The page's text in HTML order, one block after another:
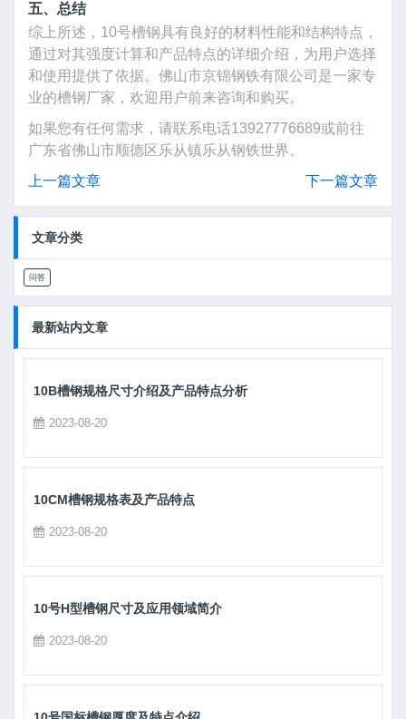
五、总结
综上所述，10号槽钢具有良好的材料性能和结构特点，
通过对其强度计算和产品特点的详细介绍，为用户选择
和使用提供了依据。佛山市京锦钢铁有限公司是一家专
业的槽钢厂家，欢迎用户前来咨询和购买。
如果您有任何需求，请联系电话13927776689或前往
广东省佛山市顺德区乐从镇乐从钢铁世界。
上一篇文章
下一篇文章
文章分类
问答
最新站内文章
10B槽钢规格尺寸介绍及产品特点分析
2023-08-20
10CM槽钢规格表及产品特点
2023-08-20
10号H型槽钢尺寸及应用领域简介
2023-08-20